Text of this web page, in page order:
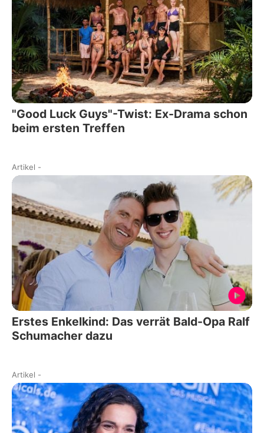
"Good Luck Guys"-Twist: Ex-Drama schon
beim ersten Treffen
Artikel -
Erstes Enkelkind: Das verrät Bald-Opa Ralf
Schumacher dazu
Artikel -